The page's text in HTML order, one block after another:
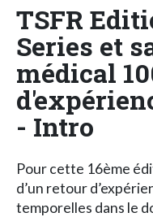
TSFR
Series et
médical
- Intro
Pour cette 16ème
d’un retour
temporelles dans le